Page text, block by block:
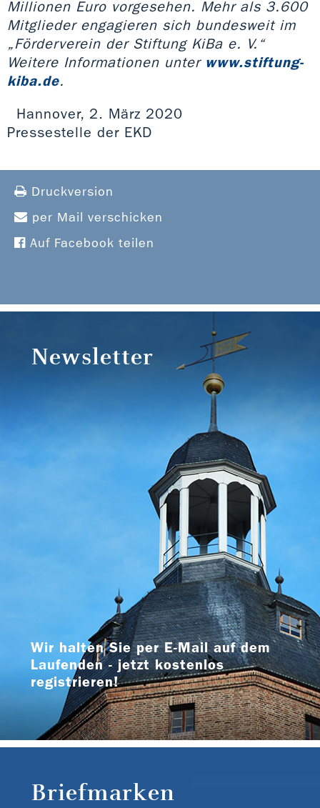
Millionen Euro vorgesehen. Mehr als 3.600
Mitglieder engagieren sich bundesweit im
„Förderverein der Stiftung KiBa e. V.“
Weitere Informationen unter www.stiftung-
kiba.de.
Hannover, 2. März 2020
Pressestelle der EKD
Druckversion
per Mail verschicken
Auf Facebook teilen
Newsletter
Wir halten Sie per E-Mail auf dem
Laufenden - jetzt kostenlos
registrieren!
Briefmarken